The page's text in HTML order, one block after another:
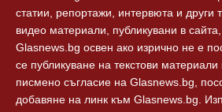
статии, репортажи, интервюта и други
видео материали, публикувани в
Glasnews.bg освен ако изрично не е
се публикуване на текстови
писмено съгласие на Glasnews.bg,
добавяне на линк към Glasnews.bg.